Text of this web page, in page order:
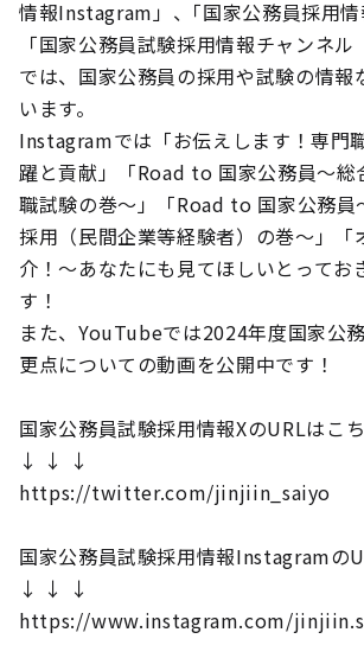
情報Instagram」、｢国家公務員採用
「国家公務員試験採用情報チャンネル
では、国家公務員の採用や試験の情報
います。
Instagramでは「お伝えします！専門
躍と貢献」「Road to 国家公務員～総
職試験の巻～」「Road to 国家公務員
採用（民間企業等経験者）の巻～」「
介！～あなたにも見てほしいとってお
す！
また、YouTubeでは2024年度国家公
更点についての動画を公開中です！
国家公務員試験採用情報XのURLはこ
↓ ↓ ↓
https://twitter.com/jinjiin_saiyo
国家公務員試験採用情報Instagramの
↓ ↓ ↓
https://www.instagram.com/